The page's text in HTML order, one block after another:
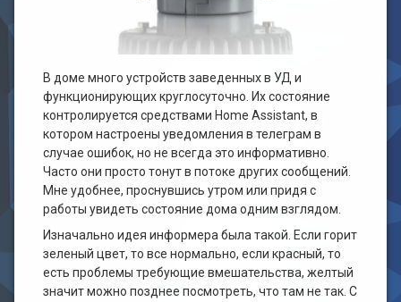
В доме много устройств заведенных в УД и
функционирующих круглосуточно. Их состояние
контролируется средствами Home Assistant, в
котором настроены уведомления в телеграм в
случае ошибок, но не всегда это информативно.
Часто они просто тонут в потоке других сообщений.
Мне удобнее, проснувшись утром или придя с
работы увидеть состояние дома одним взглядом.
Изначально идея информера была такой. Если горит
зеленый цвет, то все нормально, если красный, то
есть проблемы требующие вмешательства, желтый
значит можно позднее посмотреть, что там не так. С